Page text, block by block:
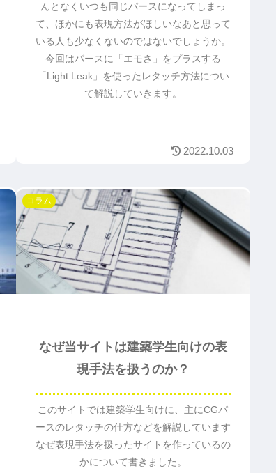
んとなくいつも同じパースになってしまっ
て、ほかにも表現方法がほしいなあと思って
いる人も少なくないのではないでしょうか。
今回はパースに「エモさ」をプラスする
「Light Leak」を使ったレタッチ方法につい
て解説していきます。
2022.10.03
コラム
なぜ当サイトは建築学生向けの表
現手法を扱うのか？
このサイトでは建築学生向けに、主にCGパ
ースのレタッチの仕方などを解説しています
なぜ表現手法を扱ったサイトを作っているの
かについて書きました。